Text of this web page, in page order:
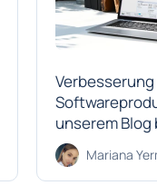
unserem Blog
Mariana